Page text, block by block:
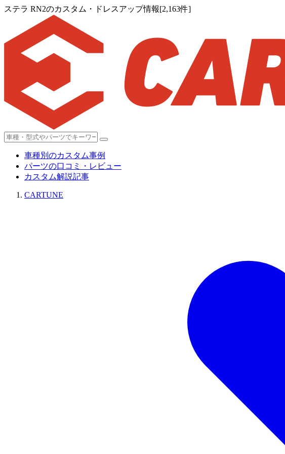
ステラ RN2のカスタム・ドレスアップ情報[2,163件]
車種別のカスタム事例
パーツの口コミ・レビュー
カスタム解説記事
CARTUNE